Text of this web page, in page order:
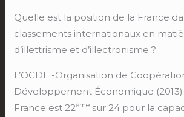
Quelle est la position de la France
classements internationaux en
d’illettrisme et d’illectronisme ?
L’OCDE -Organisation de
Développement Économique
France est 22ème sur 24 pour la